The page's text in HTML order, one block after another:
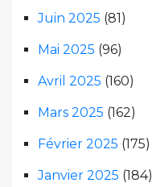
Juin 2025 (81)
Mai 2025 (96)
Avril 2025 (160)
Mars 2025 (162)
Février 2025 (175)
Janvier 2025 (184)